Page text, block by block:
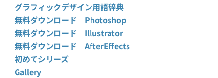
グラフィックデザイン用語辞典
無料ダウンロード Photoshop
無料ダウンロード Illustrator
無料ダウンロード AfterEffects
初めてシリーズ
Gallery